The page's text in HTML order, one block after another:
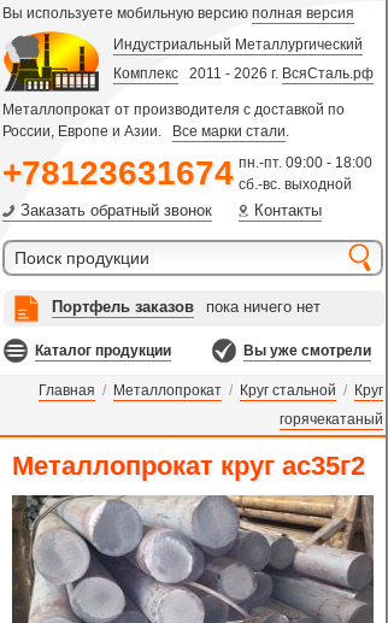
Вы используете мобильную версию полная версия
Индустриальный Металлургический
Комплекс 2011 - 2026 г. ВсяСталь.рф
Металлопрокат от производителя с доставкой по
России, Европе и Азии.
Все марки стали.
+78123631674 пн.-пт. 09:00 - 18:00
сб.-вс. выходной
Заказать обратный звонок Контакты
Портфель заказов пока ничего нет
Каталог продукции Вы уже смотрели
Главная / Металлопрокат / Круг стальной / Круг
горячекатаный
Металлопрокат круг ас35г2